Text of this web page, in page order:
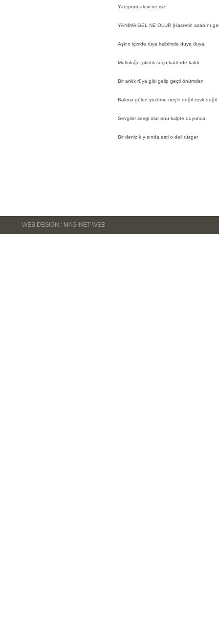
Yangının alevi ne ise
YANIMA GEL NE OLUR (Hasretin azabını
Aşkın içimde rüya kalbimde duya duya
Mutluluğu yitirdik suçu kaderde kaldı
Bir anlık rüya gibi gelip geçti önümden
Bakma gülen yüzüme neş'e değil zevk değil
Sevgiler sevgi olur onu kalpte duyunca
Bir deniz kıyısında esti o deli rüzgar
WEB DESIGN : MAG-NET WEB